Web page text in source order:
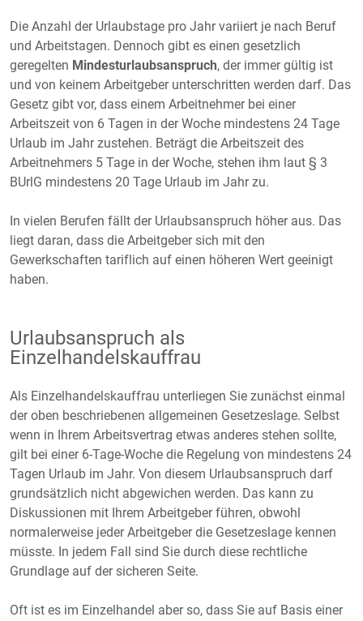
Die Anzahl der Urlaubstage pro Jahr variiert je nach Beruf
und Arbeitstagen. Dennoch gibt es einen gesetzlich
geregelten Mindesturlaubsanspruch, der immer gültig ist
und von keinem Arbeitgeber unterschritten werden darf. Das
Gesetz gibt vor, dass einem Arbeitnehmer bei einer
Arbeitszeit von 6 Tagen in der Woche mindestens 24 Tage
Urlaub im Jahr zustehen. Beträgt die Arbeitszeit des
Arbeitnehmers 5 Tage in der Woche, stehen ihm laut § 3
BUrlG mindestens 20 Tage Urlaub im Jahr zu.
In vielen Berufen fällt der Urlaubsanspruch höher aus. Das
liegt daran, dass die Arbeitgeber sich mit den
Gewerkschaften tariflich auf einen höheren Wert geeinigt
haben.
Urlaubsanspruch als
Einzelhandelskauffrau
Als Einzelhandelskauffrau unterliegen Sie zunächst einmal
der oben beschriebenen allgemeinen Gesetzeslage. Selbst
wenn in Ihrem Arbeitsvertrag etwas anderes stehen sollte,
gilt bei einer 6-Tage-Woche die Regelung von mindestens 24
Tagen Urlaub im Jahr. Von diesem Urlaubsanspruch darf
grundsätzlich nicht abgewichen werden. Das kann zu
Diskussionen mit Ihrem Arbeitgeber führen, obwohl
normalerweise jeder Arbeitgeber die Gesetzeslage kennen
müsste. In jedem Fall sind Sie durch diese rechtliche
Grundlage auf der sicheren Seite.
Oft ist es im Einzelhandel aber so, dass Sie auf Basis einer